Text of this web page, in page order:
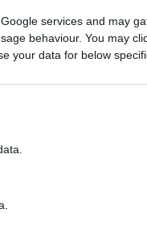
services and may
behaviour. You may
your data for below